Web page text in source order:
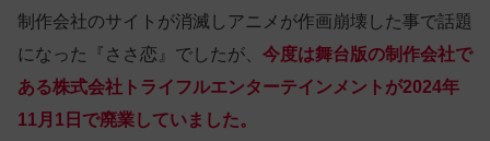
制作会社のサイトが消滅しアニメが作画崩壊した事で話題
になった『ささ恋』でしたが、 今度は舞台版の制作会社で
ある株式会社トライフルエンターテインメントが2024年
11月1日で廃業していました。